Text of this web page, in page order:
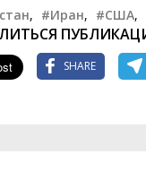
, #Иран, #США,
SHARE